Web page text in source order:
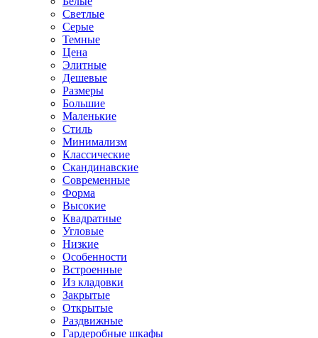
Светлые
Серые
Темные
Цена
Элитные
Дешевые
Размеры
Большие
Маленькие
Стиль
Минимализм
Классические
Скандинавские
Современные
Форма
Высокие
Квадратные
Угловые
Низкие
Особенности
Встроенные
Из кладовки
Закрытые
Открытые
Раздвижные
Гардеробные шкафы